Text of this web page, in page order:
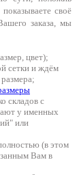
своё
заказа, мы
цвет);
сетки и ждём
складов с
у именных
или
(в этом
Вам в